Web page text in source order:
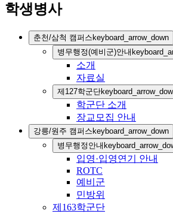
학생병사
춘천/삼척 캠퍼스keyboard_arrow_down
병무행정(예비군)안내
소개
자료실
제127학군단
학군단 소개
장교모집 안내
강릉/원주 캠퍼스keyboard_arrow_down
병무행정안내
입영·입영연기 안내
ROTC
예비군
민방위
제163학군단